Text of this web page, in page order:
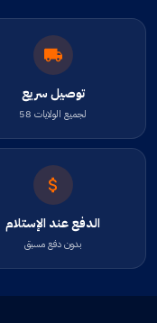
توصيل سريع
لجميع الولايات 58
الدفع عند الإستلام
بدون دفع مسبق